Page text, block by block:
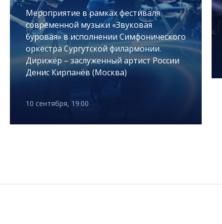
Мероприятие в рамках фестиваля
современной музыки «Звуковая
буровая» в исполнении Симфонического
оркестра Сургутской филармонии.
Дирижёр – заслуженный артист России
Денис Кирпанёв (Москва)
10 сентября, 19:00